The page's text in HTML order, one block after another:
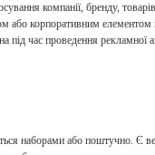
компанії, бренду,
або корпоративним
час проведення рекламної
наборами або поштучно. Є